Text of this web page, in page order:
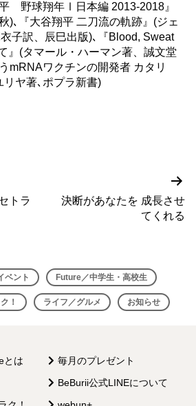
野球翔年Ⅰ日本編 2013-2018』
)､『大谷翔平 二刀流の軌跡』(ジェ
子訳、辰巳出版)､『Blood, Sweat
』(タマール・ハーマン著、誠文堂
mRNAワクチンの開発者 カタリ
リヤ著､ポプラ新書)
トラ
次
の
投
稿
決断があなたを 成長させ
てくれる
ベント Future／中学生・高校生
！ ライフ／グルメ お知らせ
とは
毎月のプレゼント
BeBurii公式LINEについて